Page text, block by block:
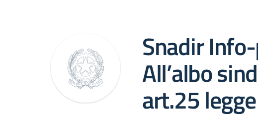
Snadir
All’albo
art.25